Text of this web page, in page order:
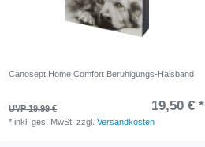
Canosept Home Comfort Beruhigungs-Halsband
UVP 19,99 € 19,50 € *
*inkl. ges. MwSt. zzgl.Versandkosten